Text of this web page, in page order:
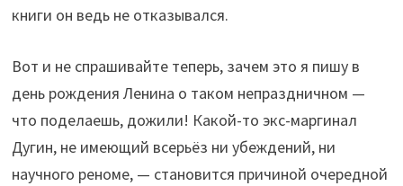
книги он ведь не отказывался.
Вот и не спрашивайте теперь, зачем это я пишу в
день рождения Ленина о таком непраздничном —
что поделаешь, дожили! Какой-то экс-маргинал
Дугин, не имеющий всерьёз ни убеждений, ни
научного реноме, — становится причиной очередной